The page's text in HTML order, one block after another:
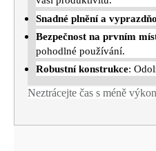
Snadné plnění a
Bezpečnost na prvním
pohodlné používání.
Robustní konstrukce:
Neztrácejte čas s méně